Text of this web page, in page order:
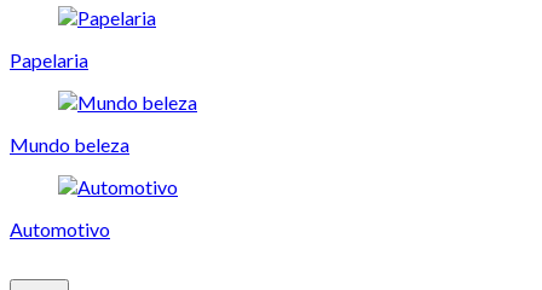
Papelaria
Mundo beleza
Automotivo